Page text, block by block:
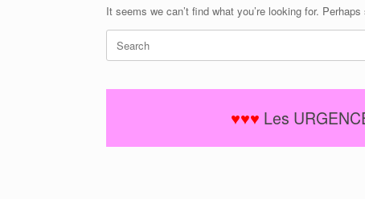
It seems we can’t find what you’re looking for.
♥♥♥ Les